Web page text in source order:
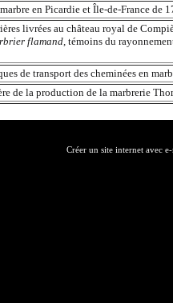
en Picardie et Île-de-France de
livrées au château royal de
flamand , témoins du
de transport des cheminées en
de la production de la marbrerie
Créer un site internet avec